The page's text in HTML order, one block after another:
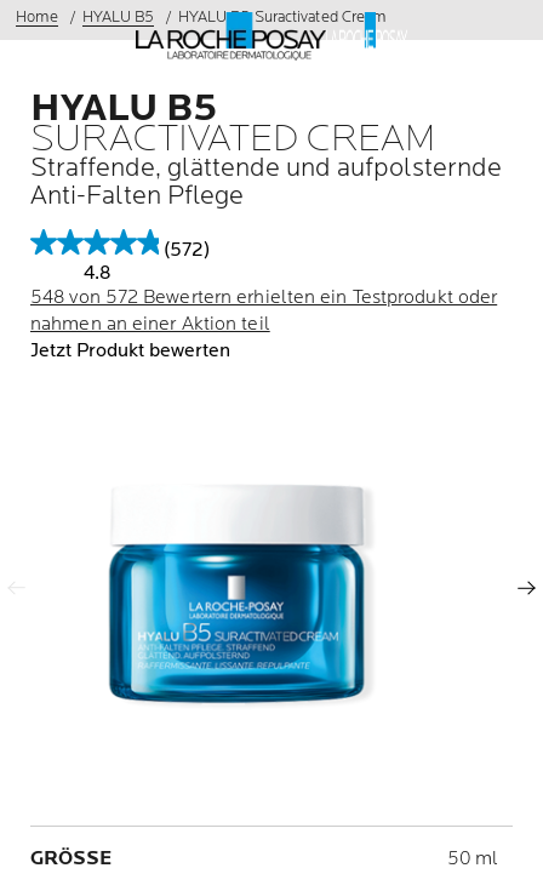
Home HYALU B5 HYALU B5 Suractivated Cream
HYALU B5
SURACTIVATED CREAM
Straffende, glättende und aufpolsternde
Anti-Falten Pflege
4.8
(572)
548 von 572 Bewertern erhielten ein Testprodukt oder
nahmen an einer Aktion teil
Jetzt Produkt bewerten
Vorheriger Eintrag
Nächster Eintrag
GRÖSSE Volume
50 ml